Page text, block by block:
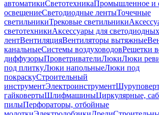
автоматикиСветотехникаПромышленное и
освещениеСветодиодные лентыТочечные
светильникиТрековые светильники
светотехникиАксессуары для светодиодных
лентВентиляцияВентиляторы вытяжные
канальныеСистемы воздуховодовРешетки
диффузорыПроветривателиЛюкиЛюки
под плиткуЛюки напольныеЛюки под
покраскуСтроительный
инструментЭлектроинструмент
гайковертыШлифмашиныЦиркулярные,
пилыПерфораторы, отбойные